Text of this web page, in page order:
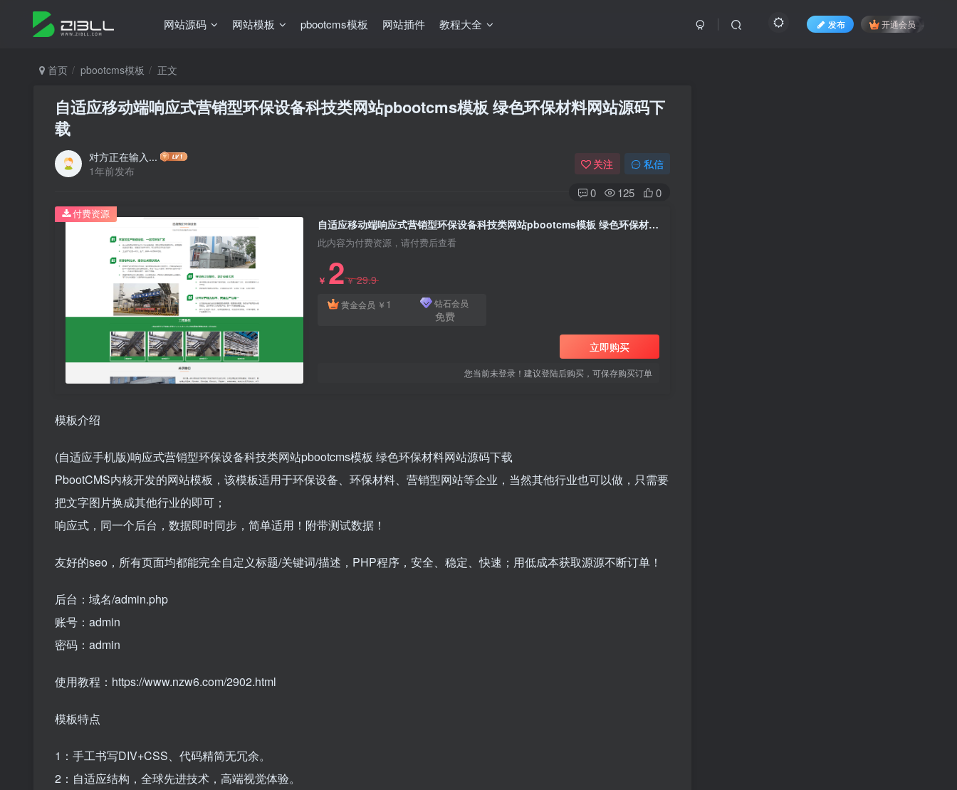
网站源码 网站模板 pbootcms模板 网站插件 教程大全 发布 开通会员
首页 pbootcms模板 正文
自适应移动端响应式营销型环保设备科技类网站pbootcms模板 绿色环保材料网站源码下
载
对方正在输入...
1年前发布
关注 私信
0 125 0
自适应移动端响应式营销型环保设备科技类网站pbootcms模板 绿色环保材料网站源码下载
此内容为付费资源，请付费后查看
￥ 2￥29.9
黄金会员 ￥ 1 钻石会员
免费
立即购买
您当前未登录！建议登陆后购买，可保存购买订单
付费资源
模板介绍
(自适应手机版)响应式营销型环保设备科技类网站pbootcms模板 绿色环保材料网站源码下载
PbootCMS内核开发的网站模板，该模板适用于环保设备、环保材料、营销型网站等企业，当然其他行业也可以做，只需要
把文字图片换成其他行业的即可；
响应式，同一个后台，数据即时同步，简单适用！附带测试数据！
友好的seo，所有页面均都能完全自定义标题/关键词/描述，PHP程序，安全、稳定、快速；用低成本获取源源不断订单！
后台：域名/admin.php
账号：admin
密码：admin
使用教程：https://www.nzw6.com/2902.html
模板特点
1：手工书写DIV+CSS、代码精简无冗余。
2：自适应结构，全球先进技术，高端视觉体验。